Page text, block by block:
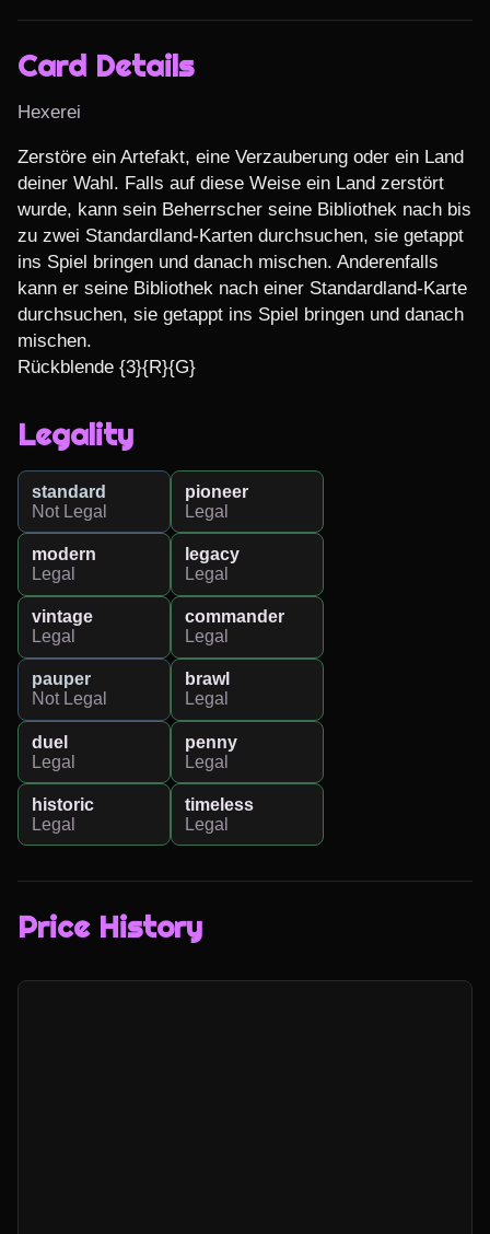
Card Details
Hexerei
Zerstöre ein Artefakt, eine Verzauberung oder ein Land
deiner Wahl. Falls auf diese Weise ein Land zerstört
wurde, kann sein Beherrscher seine Bibliothek nach bis
zu zwei Standardland-Karten durchsuchen, sie getappt
ins Spiel bringen und danach mischen. Anderenfalls
kann er seine Bibliothek nach einer Standardland-Karte
durchsuchen, sie getappt ins Spiel bringen und danach
mischen.
Rückblende {3}{R}{G}
Legality
standard
Not Legal
pioneer
Legal
modern
Legal
legacy
Legal
vintage
Legal
commander
Legal
pauper
Not Legal
brawl
Legal
duel
Legal
penny
Legal
historic
Legal
timeless
Legal
Price History